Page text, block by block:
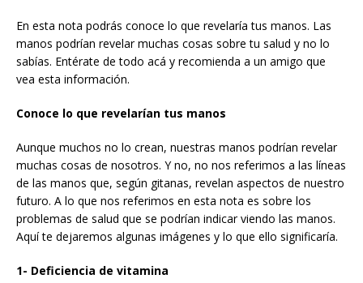
En esta nota podrás conoce lo que revelaría tus manos. Las
manos podrían revelar muchas cosas sobre tu salud y no lo
sabías. Entérate de todo acá y recomienda a un amigo que
vea esta información.
Conoce lo que revelarían tus manos
Aunque muchos no lo crean, nuestras manos podrían revelar
muchas cosas de nosotros. Y no, no nos referimos a las líneas
de las manos que, según gitanas, revelan aspectos de nuestro
futuro. A lo que nos referimos en esta nota es sobre los
problemas de salud que se podrían indicar viendo las manos.
Aquí te dejaremos algunas imágenes y lo que ello significaría.
1- Deficiencia de vitamina